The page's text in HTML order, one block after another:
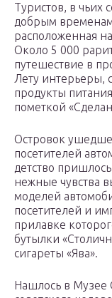
Туристов, в чьих
добрым
расположенная
Около 5 000
путешествие в
Лету интерьеры,
продукты
пометкой
Островок
посетителей
детство
нежные чувства
моделей
посетителей и
прилавке
бутылки
сигареты «Ява».
Нашлось в Музее